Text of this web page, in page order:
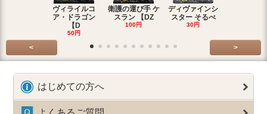
ヴィライルコ
ア・ドラゴン
【D
50円
衛護の運び手 ケ
スラン 【DZ
100円
ディヴァインシ
スター そるべ
30円
< >
はじめての方へ